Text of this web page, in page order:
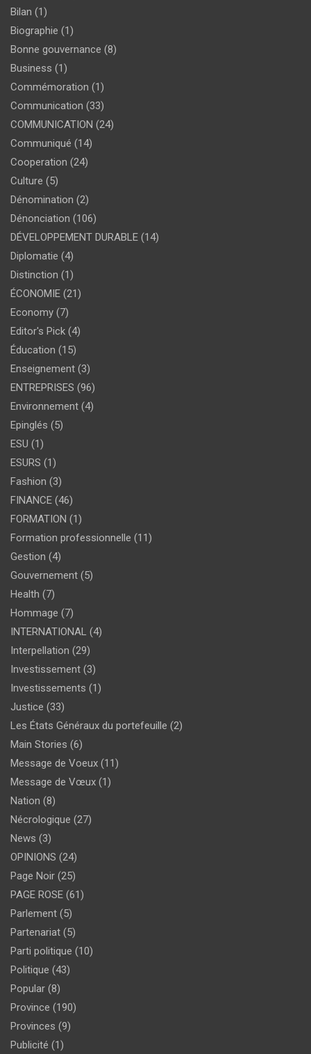
Bilan (1)
Biographie (1)
Bonne gouvernance (8)
Business (1)
Commémoration (1)
Communication (33)
COMMUNICATION (24)
Communiqué (14)
Cooperation (24)
Culture (5)
Dénomination (2)
Dénonciation (106)
DÉVELOPPEMENT DURABLE (14)
Diplomatie (4)
Distinction (1)
ÉCONOMIE (21)
Economy (7)
Editor's Pick (4)
Éducation (15)
Enseignement (3)
ENTREPRISES (96)
Environnement (4)
Epinglés (5)
ESU (1)
ESURS (1)
Fashion (3)
FINANCE (46)
FORMATION (1)
Formation professionnelle (11)
Gestion (4)
Gouvernement (5)
Health (7)
Hommage (7)
INTERNATIONAL (4)
Interpellation (29)
Investissement (3)
Investissements (1)
Justice (33)
Les États Généraux du portefeuille (2)
Main Stories (6)
Message de Voeux (11)
Message de Vœux (1)
Nation (8)
Nécrologique (27)
News (3)
OPINIONS (24)
Page Noir (25)
PAGE ROSE (61)
Parlement (5)
Partenariat (5)
Parti politique (10)
Politique (43)
Popular (8)
Province (190)
Provinces (9)
Publicité (1)